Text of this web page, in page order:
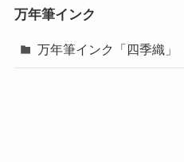
万年筆インク
万年筆インク「四季織」